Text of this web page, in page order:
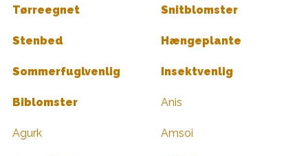
Tørreegnet Snitblomster
Stenbed Hængeplante
Sommerfuglvenlig Insektvenlig
Biblomster Anis
Agurk Amsoi